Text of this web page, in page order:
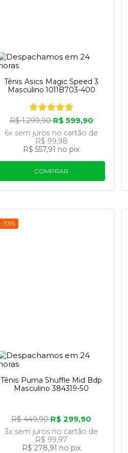
Tênis Asics Magic Speed 3
Masculino 1011B703-400
R$ 1.299,90R$ 599,90
6x sem juros no cartão de
R$ 99,98
R$ 557,91 no pix
COMPRAR
-33%
Tênis Puma Shuffle Mid Bdp
Masculino 384319-50
R$ 449,90R$ 299,90
3x sem juros no cartão de
R$ 99,97
R$ 278,91 no pix